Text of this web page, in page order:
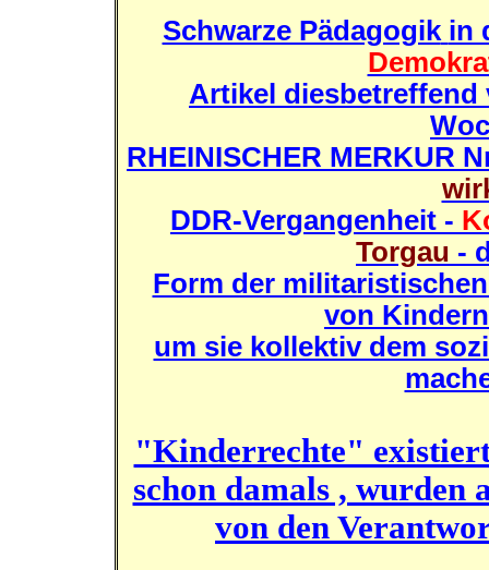
Schwarze Pädagogik in
Artikel diesbetreffend
RHEINISCHER MERKUR
DDR-Vergangenheit -
Torgau -
Form der
von
um sie kollektiv dem
"Kinderrechte"
schon damals ,
von den